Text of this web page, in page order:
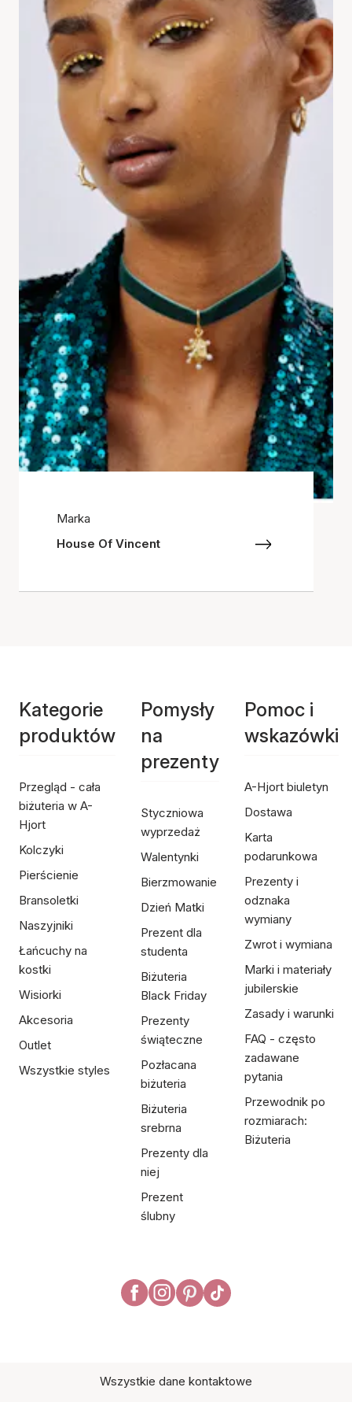
Marka
House Of Vincent
Kategorie
produktów
Przegląd - cała
biżuteria w A-
Hjort
Kolczyki
Pierścienie
Bransoletki
Naszyjniki
Łańcuchy na
kostki
Wisiorki
Akcesoria
Outlet
Wszystkie styles
Pomysły
na
prezenty
Styczniowa
wyprzedaż
Walentynki
Bierzmowanie
Dzień Matki
Prezent dla
studenta
Biżuteria
Black Friday
Prezenty
świąteczne
Pozłacana
biżuteria
Biżuteria
srebrna
Prezenty dla
niej
Prezent
ślubny
Pomoc i
wskazówki
A-Hjort biuletyn
Dostawa
Karta
podarunkowa
Prezenty i
odznaka
wymiany
Zwrot i wymiana
Marki i materiały
jubilerskie
Zasady i warunki
FAQ - często
zadawane
pytania
Przewodnik po
rozmiarach:
Biżuteria
Wszystkie dane kontaktowe